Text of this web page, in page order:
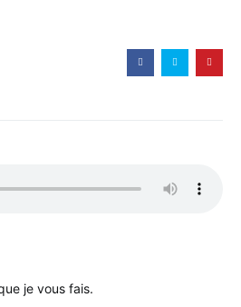
je vous fais.